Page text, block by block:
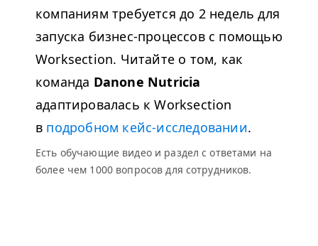
компаниям требуется до 2 недель для
запуска бизнес-процессов с помощью
Work­sec­tion. Читайте о том, как
команда Danone Nutri­cia
адаптировалась к Work­sec­tion
в подробном кейс-исследовании.
Есть обучающие видео и раздел с ответами на
более чем 1000 вопросов для сотрудников.